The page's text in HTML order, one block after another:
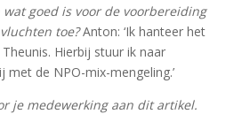
goed is voor de voorbereiding
toe?Anton: ‘Ik hanteer het
Hierbij stuur ik naar
met de NPO-mix-mengeling.’
je medewerking aan dit artikel.